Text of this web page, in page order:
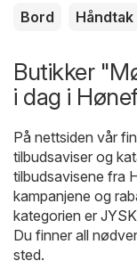
Bord Håndtak
Butikker
i dag i
På nettsiden vår
tilbudsaviser og
tilbudsavisene fra
kampanjene og
kategorien er JYSK
Du finner all
sted.